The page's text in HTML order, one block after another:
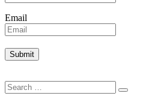
Email
Search
for:
Search